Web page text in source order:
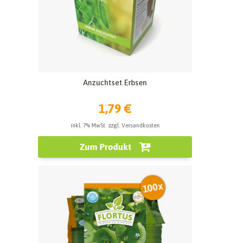
Anzuchtset Erbsen
1,79 €
inkl. 7% MwSt. zzgl. Versandkosten
Zum Produkt